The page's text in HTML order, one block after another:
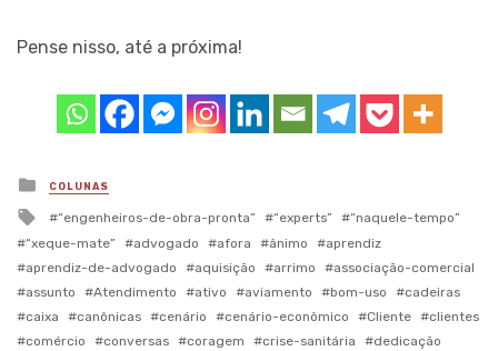
Pense nisso, até a próxima!
Posted
in
COLUNAS
Tagged
“engenheiros-de-obra-pronta” “experts”
“naquele-tempo”
“xeque-mate”
advogado afora ânimo
aprendiz
aprendiz-de-advogado
aquisição arrimo
associação-comercial
assunto
Atendimento ativo aviamento bom-uso
cadeiras
caixa
canônicas cenário cenário-econômico Cliente
clientes
comércio
conversas coragem crise-sanitária
dedicação